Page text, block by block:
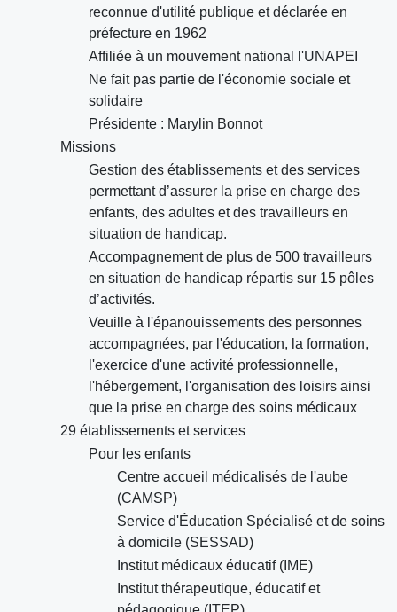
reconnue d'utilité publique et déclarée en
préfecture en 1962
Affiliée à un mouvement national l'UNAPEI
Ne fait pas partie de l'économie sociale et
solidaire
Présidente : Marylin Bonnot
Missions
Gestion des établissements et des services
permettant d’assurer la prise en charge des
enfants, des adultes et des travailleurs en
situation de handicap.
Accompagnement de plus de 500 travailleurs
en situation de handicap répartis sur 15 pôles
d’activités.
Veuille à l'épanouissements des personnes
accompagnées, par l'éducation, la formation,
l'exercice d'une activité professionnelle,
l'hébergement, l'organisation des loisirs ainsi
que la prise en charge des soins médicaux
29 établissements et services
Pour les enfants
Centre accueil médicalisés de l'aube
(CAMSP)
Service d'Éducation Spécialisé et de soins
à domicile (SESSAD)
Institut médicaux éducatif (IME)
Institut thérapeutique, éducatif et